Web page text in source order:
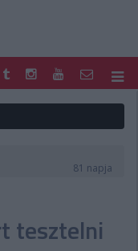
81 napja
tesztelni